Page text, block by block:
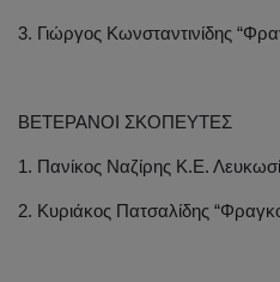
3. Γιώργος Κωνσταντινίδης
ΒΕΤΕΡΑΝΟΙ ΣΚΟΠΕΥΤΕΣ
1. Πανίκος Ναζίρης Κ.Ε.
2. Κυριάκος Πατσαλίδης